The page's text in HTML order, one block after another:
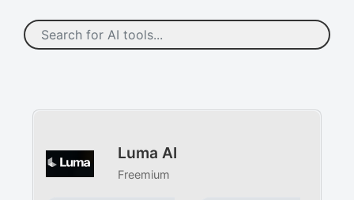
Luma AI
Freemium